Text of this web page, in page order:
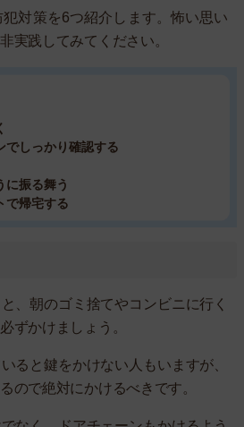
対策を6つ紹介します。怖い思い
実践してみてください。
でしっかり確認する
に振る舞う
で帰宅する
、朝のゴミ捨てやコンビニに行く
ずかけましょう。
ると鍵をかけない人もいますが、
ので絶対にかけるべきです。